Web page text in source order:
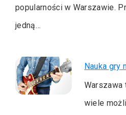
popularności w Warszawie.
jedną…
Nauka gry
Warszawa
wiele